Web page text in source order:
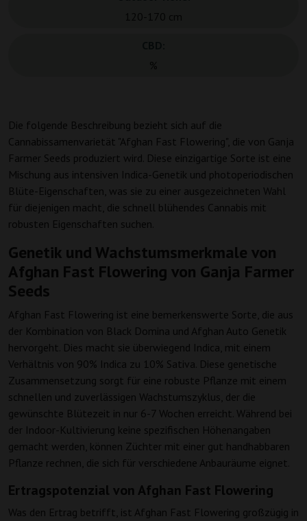
Die folgende Beschreibung bezieht sich auf die
Cannabissamenvarietät "Afghan Fast Flowering", die von Ganja
Farmer Seeds produziert wird. Diese einzigartige Sorte ist eine
Mischung aus intensiven Indica-Genetik und photoperiodischen
Blüte-Eigenschaften, was sie zu einer ausgezeichneten Wahl
für diejenigen macht, die schnell blühendes Cannabis mit
robusten Eigenschaften suchen.
Genetik und Wachstumsmerkmale von
Afghan Fast Flowering von Ganja Farmer
Seeds
Afghan Fast Flowering ist eine bemerkenswerte Sorte, die aus
der Kombination von Black Domina und Afghan Auto Genetik
hervorgeht. Dies macht sie überwiegend Indica, mit einem
Verhältnis von 90% Indica zu 10% Sativa. Diese genetische
Zusammensetzung sorgt für eine robuste Pflanze mit einem
schnellen und zuverlässigen Wachstumszyklus, der die
gewünschte Blütezeit in nur 6-7 Wochen erreicht. Während bei
der Indoor-Kultivierung keine spezifischen Höhenangaben
gemacht werden, können Züchter mit einer gut handhabbaren
Pflanze rechnen, die sich für verschiedene Anbauräume eignet.
Ertragspotenzial von Afghan Fast Flowering
Was den Ertrag betrifft, ist Afghan Fast Flowering großzügig in